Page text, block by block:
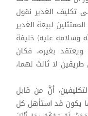
تكليف الغدير نقول
لبيعة الغدير
وسلامه عليه) خليفة
بغيره، فكان
لا ثالث لهما،
أنَّ من قابل
بالتعطيل العملي([3]) لها يكون قد استأهل كل